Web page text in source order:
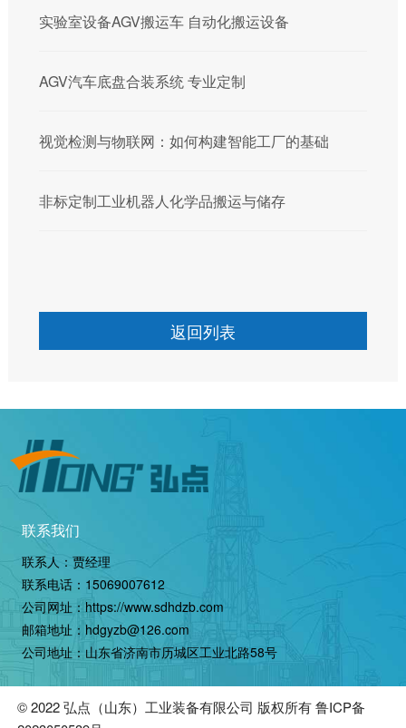
实验室设备AGV搬运车 自动化搬运设备
AGV汽车底盘合装系统 专业定制
视觉检测与物联网：如何构建智能工厂的基础
非标定制工业机器人化学品搬运与储存
返回列表
联系我们
联系人：贾经理
联系电话： 15069007612
公司网址： https://www.sdhdzb.com
邮箱地址：hdgyzb@126.com
公司地址：山东省济南市历城区工业北路58号
© 2022弘点（山东）工业装备有限公司 版权所有鲁ICP备